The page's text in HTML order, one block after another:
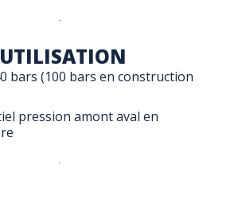
bars (100 bars en construction
pression amont aval en